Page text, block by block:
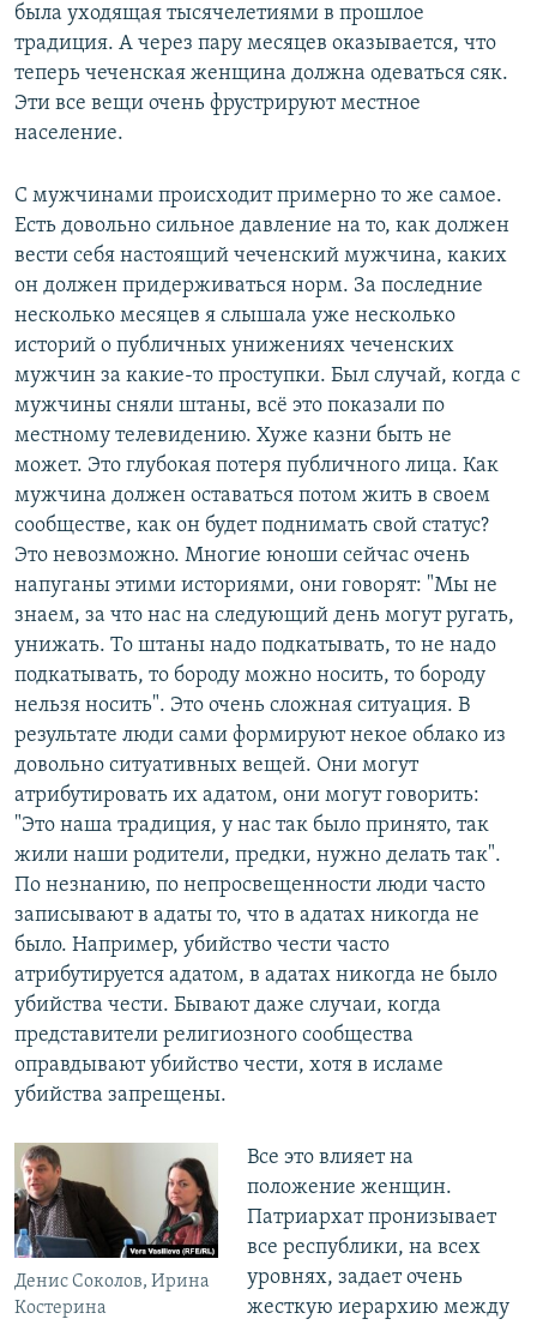
была уходящая тысячелетиями в прошлое
традиция. А через пару месяцев оказывается, что
теперь чеченская женщина должна одеваться сяк.
Эти все вещи очень фрустрируют местное
население.
С мужчинами происходит примерно то же самое.
Есть довольно сильное давление на то, как должен
вести себя настоящий чеченский мужчина, каких
он должен придерживаться норм. За последние
несколько месяцев я слышала уже несколько
историй о публичных унижениях чеченских
мужчин за какие-то проступки. Был случай, когда с
мужчины сняли штаны, всё это показали по
местному телевидению. Хуже казни быть не
может. Это глубокая потеря публичного лица. Как
мужчина должен оставаться потом жить в своем
сообществе, как он будет поднимать свой статус?
Это невозможно. Многие юноши сейчас очень
напуганы этими историями, они говорят: "Мы не
знаем, за что нас на следующий день могут ругать,
унижать. То штаны надо подкатывать, то не надо
подкатывать, то бороду можно носить, то бороду
нельзя носить". Это очень сложная ситуация. В
результате люди сами формируют некое облако из
довольно ситуативных вещей. Они могут
атрибутировать их адатом, они могут говорить:
"Это наша традиция, у нас так было принято, так
жили наши родители, предки, нужно делать так".
По незнанию, по непросвещенности люди часто
записывают в адаты то, что в адатах никогда не
было. Например, убийство чести часто
атрибутируется адатом, в адатах никогда не было
убийства чести. Бывают даже случаи, когда
представители религиозного сообщества
оправдывают убийство чести, хотя в исламе
убийства запрещены.
Денис Соколов, Ирина
Костерина
Все это влияет на
положение женщин.
Патриархат пронизывает
все республики, на всех
уровнях, задает очень
жесткую иерархию между